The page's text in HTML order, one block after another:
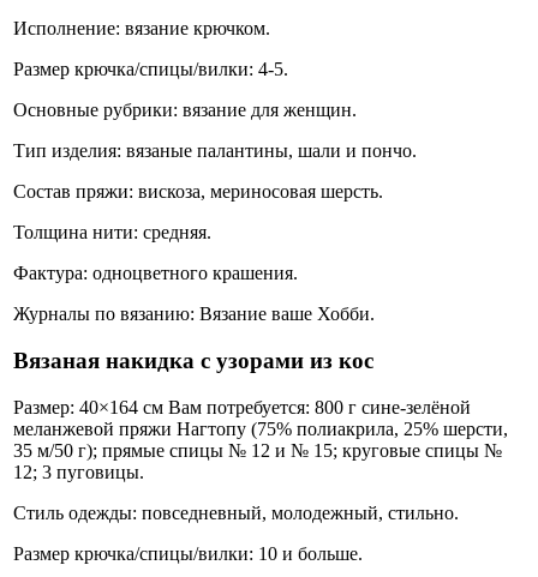
Исполнение: вязание крючком.
Размер крючка/спицы/вилки: 4-5.
Основные рубрики: вязание для женщин.
Тип изделия: вязаные палантины, шали и пончо.
Состав пряжи: вискоза, мериносовая шерсть.
Толщина нити: средняя.
Фактура: одноцветного крашения.
Журналы по вязанию: Вязание ваше Хобби.
Вязаная накидка с узорами из кос
Размер: 40×164 см Вам потребуется: 800 г сине-зелёной
меланжевой пряжи Нагтопу (75% полиакрила, 25% шерсти,
35 м/50 г); прямые спицы № 12 и № 15; круговые спицы №
12; 3 пуговицы.
Стиль одежды: повседневный, молодежный, стильно.
Размер крючка/спицы/вилки: 10 и больше.